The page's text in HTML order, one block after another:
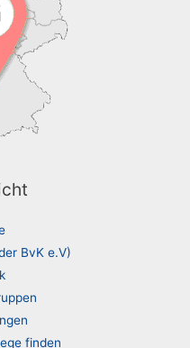
BvK e.V)
finden